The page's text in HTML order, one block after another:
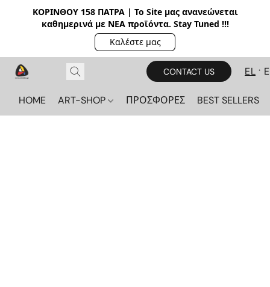
ΚΟΡΙΝΘΟΥ 158 ΠΑΤΡΑ | Το Site μας ανανεώνεται
καθημερινά με ΝΕΑ προϊόντα. Stay Tuned !!!
Καλέστε μας
CONTACT US EL
HOME ART-SHOP ΠΡΟΣΦΟΡΕΣ BEST SELLERS